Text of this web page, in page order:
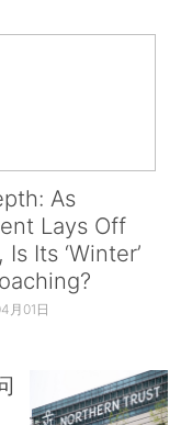
As
Lays Off
Its ‘Winter’
月01日